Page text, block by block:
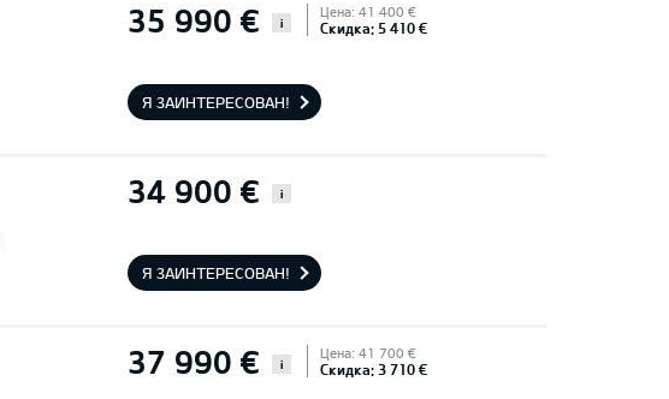
35 990 € i
Цена: 41 400 €
Скидка: 5 410 €
Я ЗАИНТЕРЕСОВАН!
34 900 € i
Я ЗАИНТЕРЕСОВАН!
37 990 € i
Цена: 41 700 €
Скидка: 3 710 €